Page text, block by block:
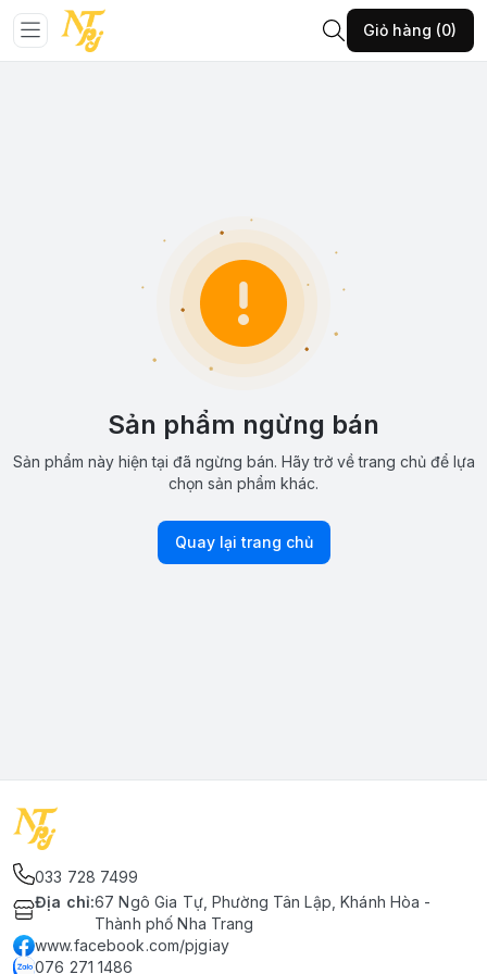
Giỏ hàng (0)
Sản phẩm ngừng bán
Sản phẩm này hiện tại đã ngừng bán. Hãy trở về trang chủ để lựa
chọn sản phẩm khác.
Quay lại trang chủ
033 728 7499
Địa chỉ:67 Ngô Gia Tự, Phường Tân Lập, Khánh Hòa -
Thành phố Nha Trang
www.facebook.com/pjgiay
076 271 1486